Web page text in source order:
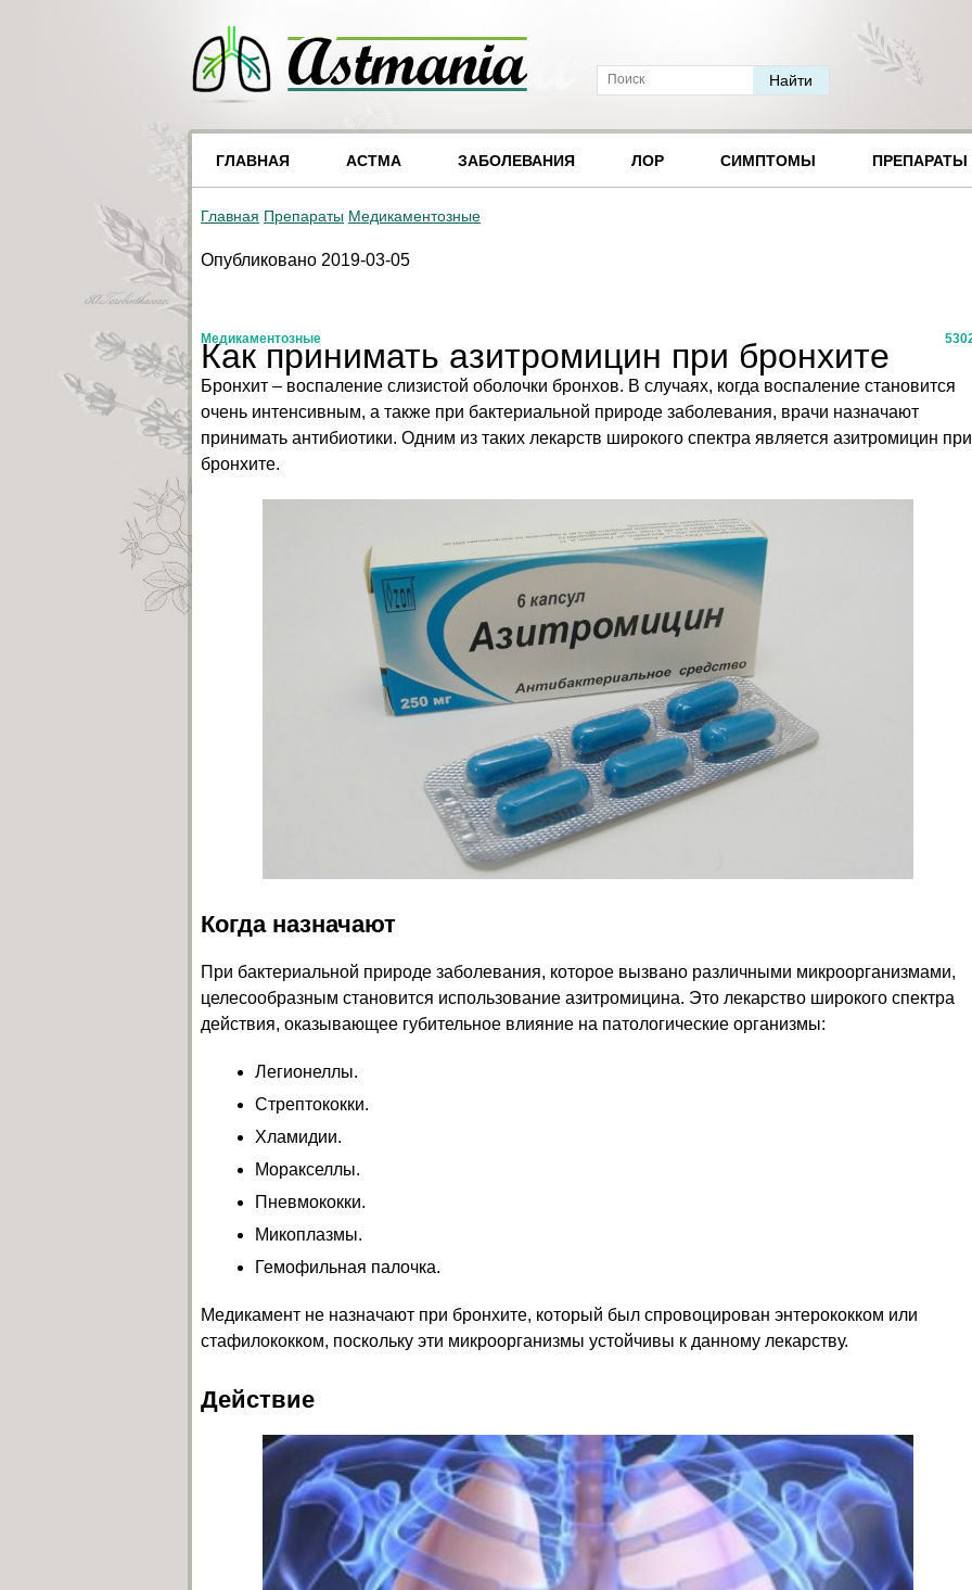
ГЛАВНАЯ АСТМА ЗАБОЛЕВАНИЯ ЛОР СИМПТОМЫ ПРЕПАРАТЫ
Главная Препараты Медикаментозные
Опубликовано 2019-03-05
Как принимать азитромицин при бронхите
Медикаментозные
Бронхит – воспаление слизистой оболочки бронхов. В случаях, когда воспаление становится
очень интенсивным, а также при бактериальной природе заболевания, врачи назначают
принимать антибиотики. Одним из таких лекарств широкого спектра является азитромицин при
бронхите.
Когда назначают
При бактериальной природе заболевания, которое вызвано различными микроорганизмами,
целесообразным становится использование азитромицина. Это лекарство широкого спектра
действия, оказывающее губительное влияние на патологические организмы:
Легионеллы.
Стрептококки.
Хламидии.
Моракселлы.
Пневмококки.
Микоплазмы.
Гемофильная палочка.
Медикамент не назначают при бронхите, который был спровоцирован энтерококком или
стафилококком, поскольку эти микроорганизмы устойчивы к данному лекарству.
Действие